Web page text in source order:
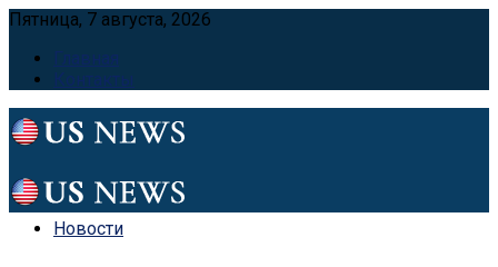
Пятница, 7 августа, 2026
Главная
Контакты
Новости